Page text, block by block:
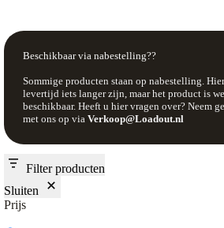
Beschikbaar via nabestelling??
Sommige producten staan op nabestelling.
levertijd iets langer zijn, maar het product is
beschikbaar. Heeft u hier vragen over? Neem
met ons op via Verkoop@Loadout.nl
Filter producten
Sluiten
Prijs